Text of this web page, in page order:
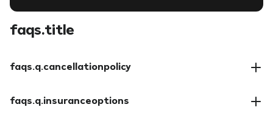
faqs.title
faqs.q.cancellationpolicy
faqs.q.insuranceoptions